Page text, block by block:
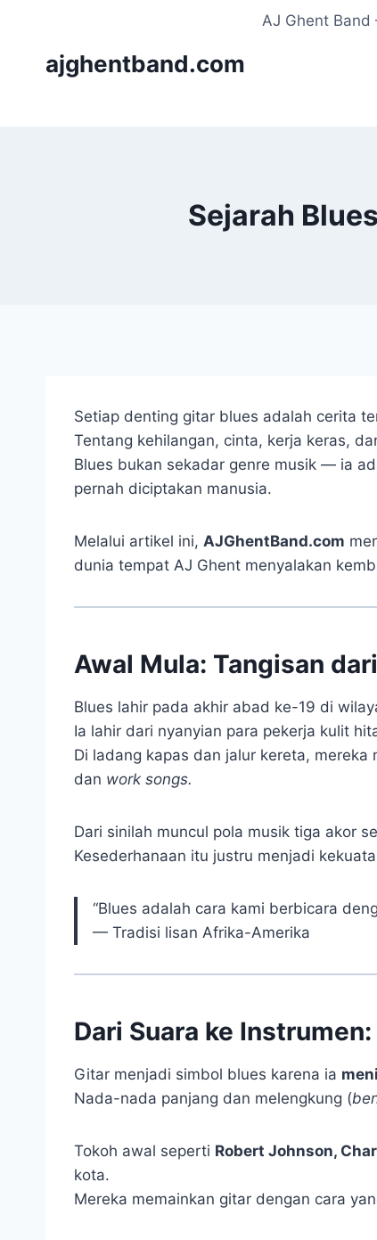
contentajghentband.com
AJ Ghent
Sejarah
Setiap denting gitar blues adalah cerita
Tentang kehilangan, cinta, kerja keras,
Blues bukan sekadar genre musik — ia
pernah diciptakan manusia.
Melalui artikel ini, AJGhentBand.com
dunia tempat AJ Ghent menyalakan
Awal Mula: Tangisan
Blues lahir pada akhir abad ke-19 di
Ia lahir dari nyanyian para pekerja kulit
Di ladang kapas dan jalur kereta,
dan work songs.
Dari sinilah muncul pola musik tiga akor
Kesederhanaan itu justru menjadi
“Blues adalah cara kami berbicara
— Tradisi lisan Afrika-Amerika
Dari Suara ke
Gitar menjadi simbol blues karena ia
Nada-nada panjang dan melengkung (
Tokoh awal seperti Robert Johnson,
kota.
Mereka memainkan gitar dengan cara